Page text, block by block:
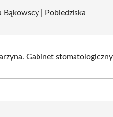
Bąkowscy | Pobiedziska
Gabinet stomatologiczny